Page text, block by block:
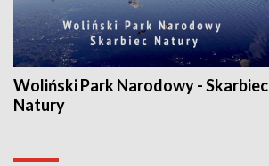
Woliński Park Narodowy - Skarbiec
Natury